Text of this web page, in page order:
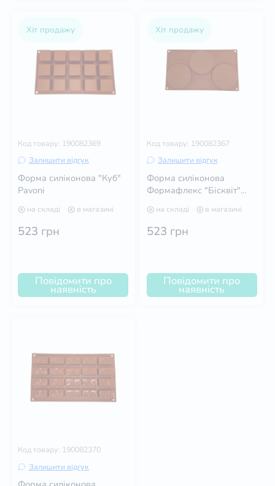
Хіт продажу
Код товару: 190082369
Залишити відгук
Форма силіконова "Куб"
Pavoni
на складі в магазині
523 грн
Повідомити про
наявність
Хіт продажу
Код товару: 190082367
Залишити відгук
Форма силіконова
Формафлекс "Бісквіт"
на складі в магазині
523 грн
Повідомити про
наявність
Код товару: 190082370
Залишити відгук